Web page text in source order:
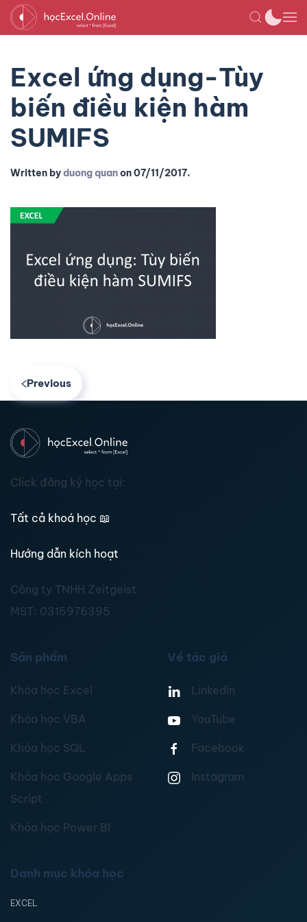
Excel ứng dụng-Tùy
biến điều kiện hàm
SUMIFS
Written byduong quanon07/11/2017.
Previous
Click đăng ký học tại:
Tất cả khoá học 📖
Hướng dẫn kích hoạt
Công ty TNHH Zeitgeist
MST: 0315976395
Sản phẩm
Khóa học Excel
Khóa học VBA
Khóa học SQL
Khóa học Google Apps
Script
Khóa học Power BI
Về tác giả
Linkedin
YouTube
Facebook
Instagram
Danh mục khóa học
EXCEL